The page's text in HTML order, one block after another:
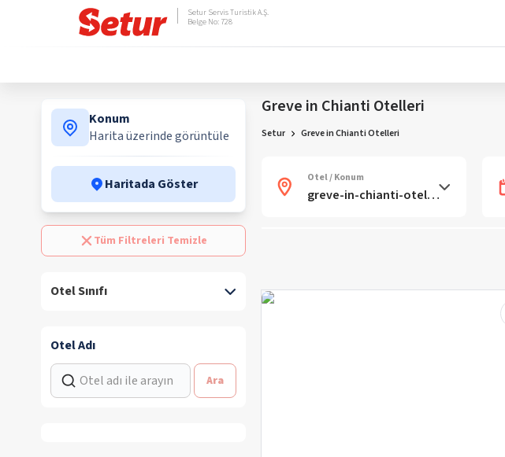
Setur Servis Turistik A.Ş.
Belge No: 728
Konum
Harita üzerinde görüntüle
Haritada Göster
Tüm Filtreleri Temizle
Otel Sınıfı
Otel Adı
Ara
Greve in Chianti Otelleri
Setur Greve in Chianti Otelleri
Otel / Konum